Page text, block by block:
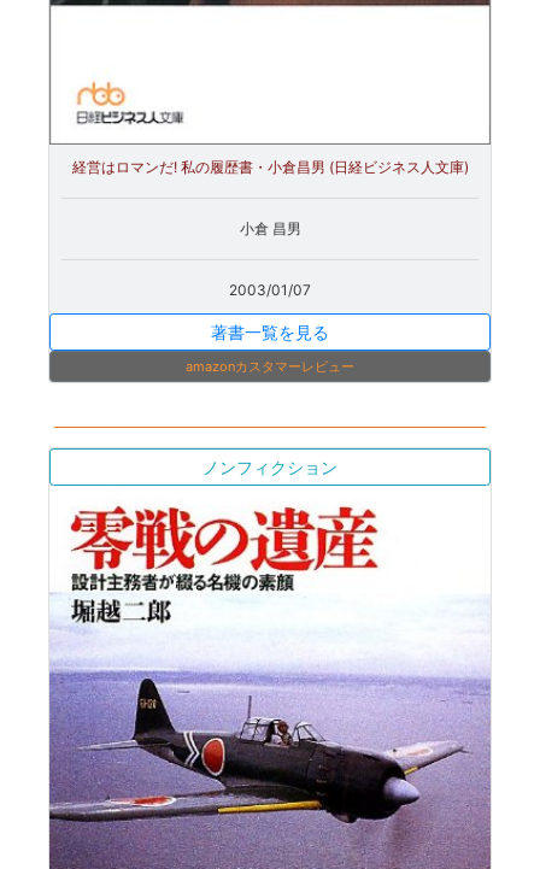
経営はロマンだ! 私の履歴書・小倉昌男 (日経ビジネス人文庫)
小倉 昌男
2003/01/07
著書一覧を見る
amazonカスタマーレビュー
ノンフィクション